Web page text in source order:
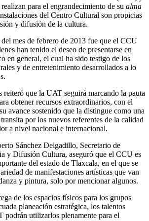
para el engrandecimiento de su alma
del Centro Cultural son propicias
y difusión de la cultura.
mes de febrero de 2013 fue que el CCU
han tenido el deseo de presentarse en
en general, el cual ha sido testigo de los
y de entretenimiento desarrollados a lo
que la UAT seguirá marcando la pauta
obtener recursos extraordinarios, con el
avance sostenido que la distingue como una
por los nuevos referentes de la calidad
a nivel nacional e internacional.
Sánchez Delgadillo, Secretario de
y Difusión Cultura, aseguró que el CCU es
del estado de Tlaxcala, en el que se
de manifestaciones artísticas que van
y pintura, solo por mencionar algunos.
de los espacios físicos para los grupos
planeación estratégica, los talentos
podrán utilizarlos plenamente para el